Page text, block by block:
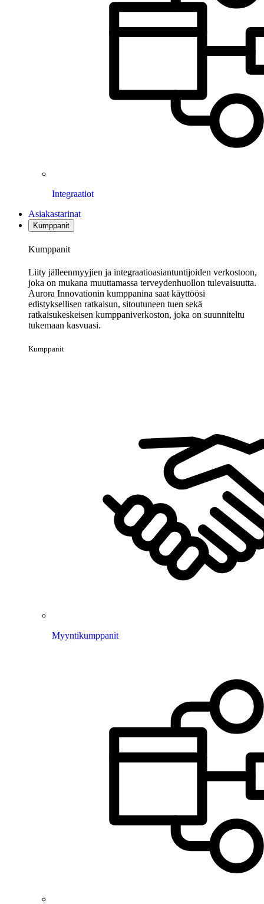
Integraatiot
Asiakastarinat
Kumppanit
Kumppanit
Liity jälleenmyyjien ja integraatioasiantuntijoiden verkostoon,
joka on mukana muuttamassa terveydenhuollon tulevaisuutta.
Aurora Innovationin kumppanina saat käyttöösi
edistyksellisen ratkaisun, sitoutuneen tuen sekä
ratkaisukeskeisen kumppaniverkoston, joka on suunniteltu
tukemaan kasvuasi.
Kumppanit
Myyntikumppanit